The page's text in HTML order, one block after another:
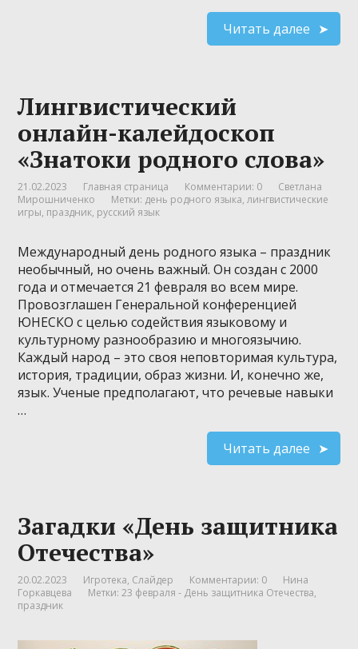
Читать далее
Лингвистический
онлайн-калейдоскоп
«Знатоки родного слова»
21.02.2023 Главная страница Комментарии: 0
Светлана
Мирошниченко
Метки: день родного языка,лингвистические
игры, праздник, русский язык
Международный день родного языка – праздник
необычный, но очень важный. Он создан с 2000
года и отмечается 21 февраля во всем мире.
Провозглашен Генеральной конференцией
ЮНЕСКО с целью содействия языковому и
культурному разнообразию и многоязычию.
Каждый народ – это своя неповторимая культура,
история, традиции, образ жизни. И, конечно же,
язык. Ученые предполагают, что речевые навыки
…
Читать далее
Загадки «День защитника
Отечества»
20.02.2023 Игротека, Слайдер Комментарии: 0
Нина
Горкавцева
Метки:23 февраля - День защитника Отечества,
праздник